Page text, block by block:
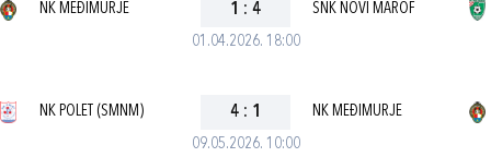
01.04.2026. 18:00
NK MEĐIMURJE 1 : 4 ŠNK NOVI MAROF
09.05.2026. 10:00
NK POLET (SMNM) 4 : 1 NK MEĐIMURJE